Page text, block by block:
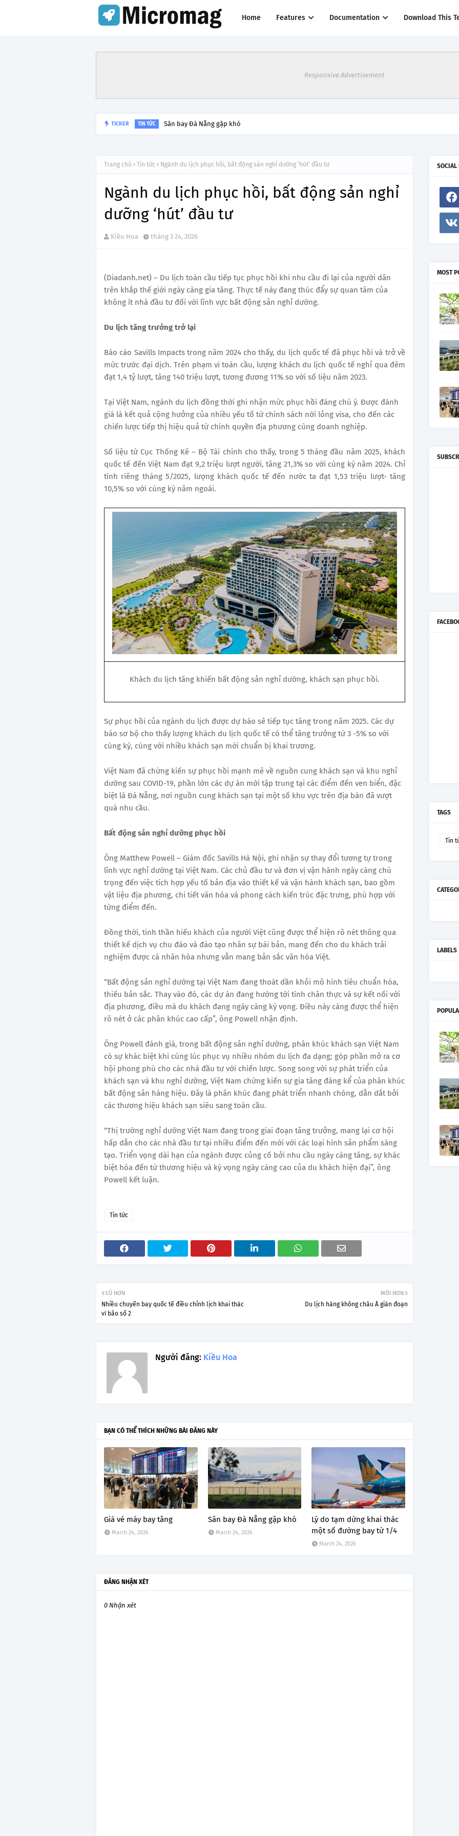
Home Features Documentation Download This
Responsive Advertisement
TICKER TIN TỨC Sân bay Đà Nẵng gặp khó
Trang chủ Tin tức Ngành du lịch phục hồi, bất động sản nghỉ dưỡng ‘hút’ đầu tư
Ngành du lịch phục hồi, bất động sản nghỉ
dưỡng ‘hút’ đầu tư
Kiều Hoa tháng 3 24, 2026
(Diadanh.net) – Du lịch toàn cầu tiếp tục phục hồi khi nhu cầu đi lại của người dân
trên khắp thế giới ngày càng gia tăng. Thực tế này đang thúc đẩy sự quan tâm của
không ít nhà đầu tư đối với lĩnh vực bất động sản nghỉ dưỡng.
Du lịch tăng trưởng trở lại
Báo cáo Savills Impacts trong năm 2024 cho thấy, du lịch quốc tế đã phục hồi và trở về
mức trước đại dịch. Trên phạm vi toàn cầu, lượng khách du lịch quốc tế nghỉ qua đêm
đạt 1,4 tỷ lượt, tăng 140 triệu lượt, tương đương 11% so với số liệu năm 2023.
Tại Việt Nam, ngành du lịch đồng thời ghi nhận mức phục hồi đáng chú ý. Được đánh
giá là kết quả cộng hưởng của nhiều yếu tố từ chính sách nới lỏng visa, cho đến các
chiến lược tiếp thị hiệu quả từ chính quyền địa phương cùng doanh nghiệp.
Số liệu từ Cục Thống Kê – Bộ Tài chính cho thấy, trong 5 tháng đầu năm 2025, khách
quốc tế đến Việt Nam đạt 9,2 triệu lượt người, tăng 21,3% so với cùng kỳ năm 2024. Chỉ
tính riêng tháng 5/2025, lượng khách quốc tế đến nước ta đạt 1,53 triệu lượt- tăng
10,5% so với cùng kỳ năm ngoái.
Khách du lịch tăng khiến bất động sản nghỉ dưỡng, khách sạn phục hồi.
Sự phục hồi của ngành du lịch được dự báo sẽ tiếp tục tăng trong năm 2025. Các dự
báo sơ bộ cho thấy lượng khách du lịch quốc tế có thể tăng trưởng từ 3 -5% so với
cùng kỳ, cùng với nhiều khách sạn mới chuẩn bị khai trương.
Việt Nam đã chứng kiến sự phục hồi mạnh mẽ về nguồn cung khách sạn và khu nghỉ
dưỡng sau COVID-19, phần lớn các dự án mới tập trung tại các điểm đến ven biển, đặc
biệt là Đà Nẵng, nơi nguồn cung khách sạn tại một số khu vực trên địa bàn đã vượt
quá nhu cầu.
Bất động sản nghỉ dưỡng phục hồi
Ông Matthew Powell – Giám đốc Savills Hà Nội, ghi nhận sự thay đổi tương tự trong
lĩnh vực nghỉ dưỡng tại Việt Nam. Các chủ đầu tư và đơn vị vận hành ngày càng chú
trọng đến việc tích hợp yếu tố bản địa vào thiết kế và vận hành khách sạn, bao gồm
vật liệu địa phương, chi tiết văn hóa và phong cách kiến trúc đặc trưng, phù hợp với
từng điểm đến.
Đồng thời, tinh thần hiếu khách của người Việt cũng được thể hiện rõ nét thông qua
thiết kế dịch vụ chu đáo và đào tạo nhân sự bài bản, mang đến cho du khách trải
nghiệm được cá nhân hóa nhưng vẫn mang bản sắc văn hóa Việt.
“Bất động sản nghỉ dưỡng tại Việt Nam đang thoát dần khỏi mô hình tiêu chuẩn hóa,
thiếu bản sắc. Thay vào đó, các dự án đang hướng tới tính chân thực và sự kết nối với
địa phương, điều mà du khách đang ngày càng kỳ vọng. Điều này càng được thể hiện
rõ nét ở các phân khúc cao cấp”, ông Powell nhận định.
Ông Powell đánh giá, trong bất động sản nghỉ dưỡng, phân khúc khách sạn Việt Nam
có sự khác biệt khi cùng lúc phục vụ nhiều nhóm du lịch đa dạng; góp phần mở ra cơ
hội phong phú cho các nhà đầu tư với chiến lược. Song song với sự phát triển của
khách sạn và khu nghỉ dưỡng, Việt Nam chứng kiến sự gia tăng đáng kể của phân khúc
bất động sản hàng hiệu. Đây là phân khúc đang phát triển nhanh chóng, dẫn dắt bởi
các thương hiệu khách sạn siêu sang toàn cầu.
“Thị trường nghỉ dưỡng Việt Nam đang trong giai đoạn tăng trưởng, mang lại cơ hội
hấp dẫn cho các nhà đầu tư tại nhiều điểm đến mới với các loại hình sản phẩm sáng
tạo. Triển vọng dài hạn của ngành được củng cố bởi nhu cầu ngày càng tăng, sự khác
biệt hóa đến từ thương hiệu và kỳ vọng ngày càng cao của du khách hiện đại”, ông
Powell kết luận.
Tin tức
MỚI HƠN
Du lịch hàng không châu Á gián đoạn
CŨ HƠN
Nhiều chuyến bay quốc tế điều chỉnh lịch khai thác
vì bão số 2
Người đăng: Kiều Hoa
BẠN CÓ THỂ THÍCH NHỮNG BÀI ĐĂNG NÀY
Giá vé máy bay tăng
March 24, 2026
Sân bay Đà Nẵng gặp khó
March 24, 2026
Lý do tạm dừng khai thác
một số đường bay từ 1/4
March 24, 2026
ĐĂNG NHẬN XÉT
0 Nhận xét
SOCIAL
MOST
TAGS
Tin
LABELS